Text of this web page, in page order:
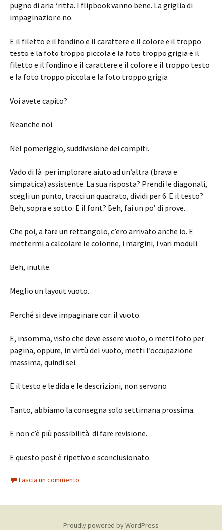
pugno di aria fritta. I flipbook vanno bene. La griglia di
impaginazione no.
E il filetto e il fondino e il carattere e il colore e il troppo
testo e la foto troppo piccola e la foto troppo grigia e il
filetto e il fondino e il carattere e il colore e il troppo testo
e la foto troppo piccola e la foto troppo grigia.
Voi avete capito?
Neanche noi.
Nel pomeriggio, suddivisione dei compiti.
Vado di là per implorare aiuto ad un’altra (brava e
simpatica) assistente. La sua risposta? Prendi le diagonali,
scegli un punto, tracci un quadrato, dividi per 6. E il testo?
Beh, sopra e sotto. E il font? Beh, fai un po’ di prove.
Che poi, a fare un rettangolo, c’ero arrivato anche io. E
mettermi a calcolare le colonne, i margini, i vari moduli.
Beh, inutile.
Meglio un layout vuoto.
Perché si deve impaginare con il vuoto.
E, insomma, visto che deve essere vuoto, o metti foto per
pagina, oppure, in virtù del vuoto, metti l’occupazione
massima, quindi sei.
E il testo e le dida e le descrizioni, non servono.
Tanto, abbiamo la consegna solo settimana prossima.
E non c’è più possibilità di fare revisione.
E questo post è ripetivo e sconclusionato.
Lascia un commento
Proudly powered by WordPress